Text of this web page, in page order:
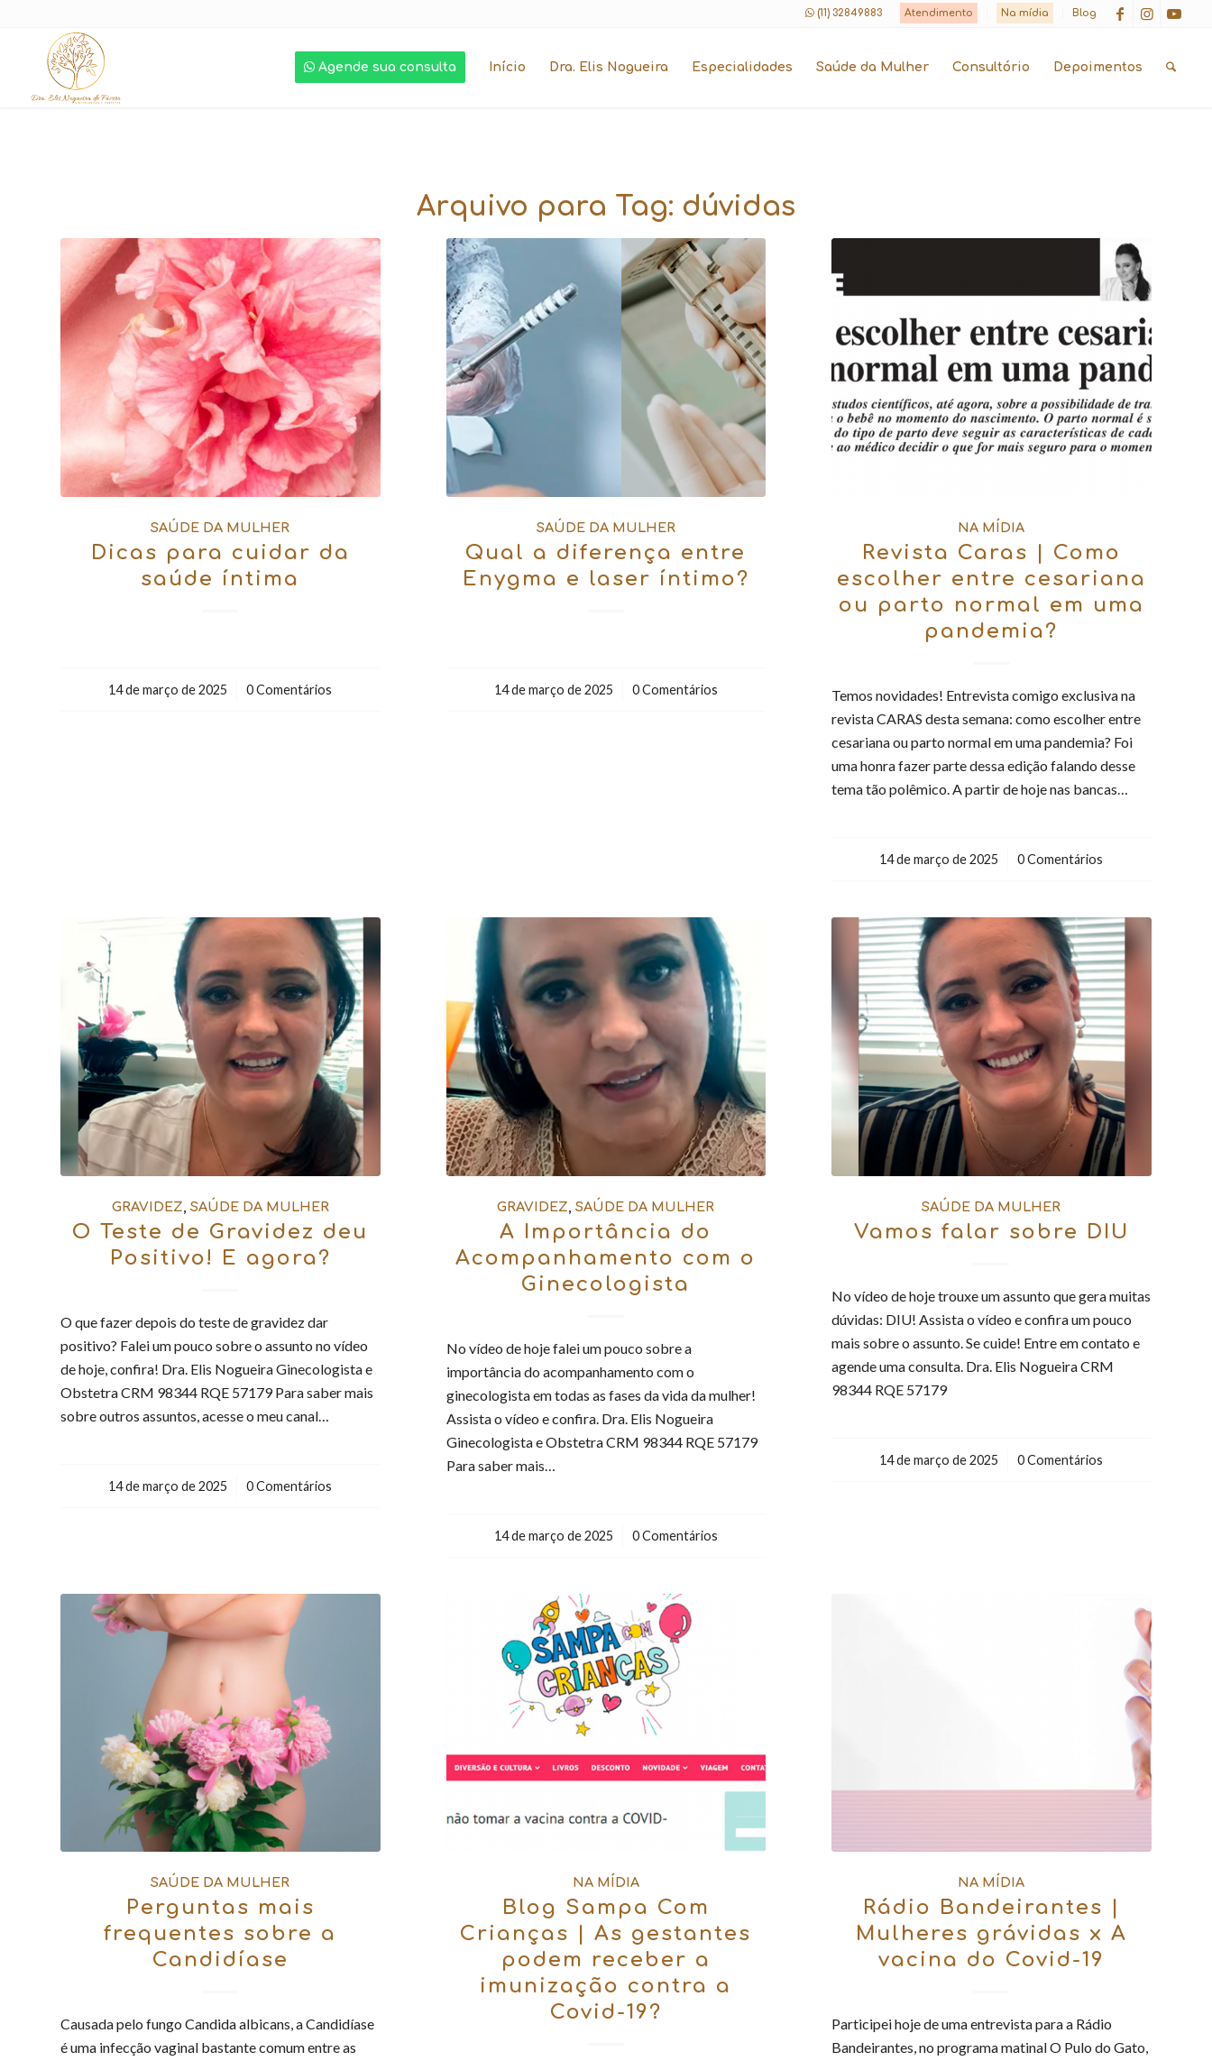
Atendimento Na mídia Blog
(11) 32849883
Agende sua consulta Início Dra. Elis Nogueira Especialidades Saúde da Mulher Consultório Depoimentos
Arquivo para Tag: dúvidas
SAÚDE DA MULHER
Dicas para cuidar da
saúde íntima
14 de março de 2025
/ 0 Comentários
SAÚDE DA MULHER
Qual a diferença entre
Enygma e laser íntimo?
14 de março de 2025
/ 0 Comentários
NA MÍDIA
Revista Caras | Como
escolher entre cesariana
ou parto normal em uma
pandemia?
Temos novidades! Entrevista comigo exclusiva na
revista CARAS desta semana: como escolher entre
cesariana ou parto normal em uma pandemia? Foi
uma honra fazer parte dessa edição falando desse
tema tão polêmico. A partir de hoje nas bancas…
14 de março de 2025
/ 0 Comentários
GRAVIDEZ SAÚDE DA MULHER
O Teste de Gravidez deu
Positivo! E agora?
O que fazer depois do teste de gravidez dar
positivo? Falei um pouco sobre o assunto no vídeo
de hoje, confira! Dra. Elis Nogueira Ginecologista e
Obstetra CRM 98344 RQE 57179 Para saber mais
sobre outros assuntos, acesse o meu canal…
14 de março de 2025
/ 0 Comentários
GRAVIDEZ ,SAÚDE DA MULHER
A Importância do
Acompanhamento com o
Ginecologista
No vídeo de hoje falei um pouco sobre a
importância do acompanhamento com o
ginecologista em todas as fases da vida da mulher!
Assista o vídeo e confira. Dra. Elis Nogueira
Ginecologista e Obstetra CRM 98344 RQE 57179
Para saber mais…
14 de março de 2025
/ 0 Comentários
SAÚDE DA MULHER
Vamos falar sobre DIU
No vídeo de hoje trouxe um assunto que gera muitas
dúvidas: DIU! Assista o vídeo e confira um pouco
mais sobre o assunto. Se cuide! Entre em contato e
agende uma consulta. Dra. Elis Nogueira CRM
98344 RQE 57179
14 de março de 2025
/ 0 Comentários
SAÚDE DA MULHER
Perguntas mais
frequentes sobre a
Candidíase
Causada pelo fungo Candida albicans, a Candidíase
é uma infecção vaginal bastante comum entre as
NA MÍDIA
Blog Sampa Com
Crianças | As gestantes
podem receber a
imunização contra a
Covid-19?
NA MÍDIA
Rádio Bandeirantes |
Mulheres grávidas x A
vacina do Covid-19
Participei hoje de uma entrevista para a Rádio
Bandeirantes, no programa matinal O Pulo do Gato,